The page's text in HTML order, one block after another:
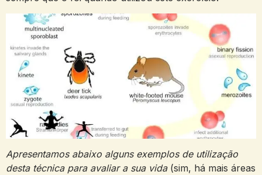
Apresentamos abaixo alguns exemplos de utilização
desta técnica para avaliar a sua vida(sim, há mais áreas